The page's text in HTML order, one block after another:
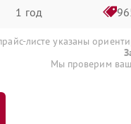
1 год
листе указаны
Мы проверим